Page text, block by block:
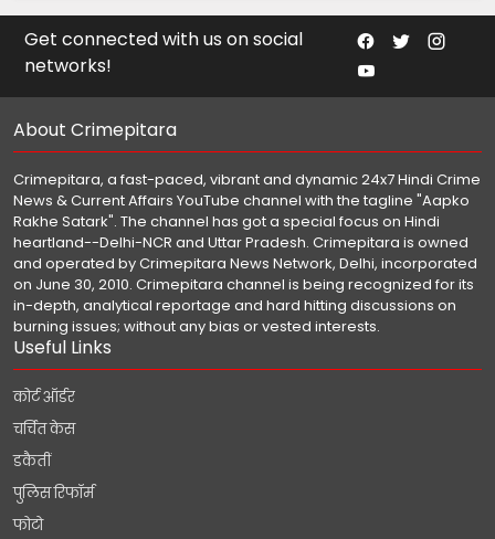
Get connected with us on social
networks!
About Crimepitara
Crimepitara, a fast-paced, vibrant and dynamic 24x7 Hindi Crime
News & Current Affairs YouTube channel with the tagline "Aapko
Rakhe Satark". The channel has got a special focus on Hindi
heartland--Delhi-NCR and Uttar Pradesh. Crimepitara is owned
and operated by Crimepitara News Network, Delhi, incorporated
on June 30, 2010. Crimepitara channel is being recognized for its
in-depth, analytical reportage and hard hitting discussions on
burning issues; without any bias or vested interests.
Useful Links
कोर्ट ऑर्डर
चर्चित केस
डकैतीं
पुलिस रिफॉर्म
फोटो